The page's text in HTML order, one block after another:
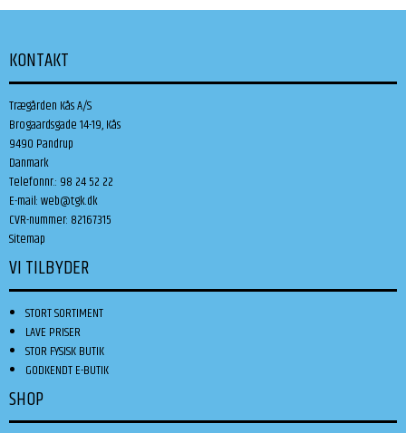
KONTAKT
Trægården Kås A/S
Brogaardsgade 14-19, Kås
9490 Pandrup
Danmark
Telefonnr.: 98 24 52 22
E-mail:web@tgk.dk
CVR-nummer: 82167315
Sitemap
VI TILBYDER
STORT SORTIMENT
LAVE PRISER
STOR FYSISK BUTIK
GODKENDT E-BUTIK
SHOP